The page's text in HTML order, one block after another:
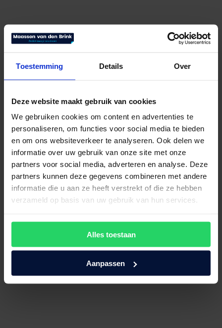
Toestemming Details Over
Deze website maakt gebruik van cookies
We gebruiken cookies om content en advertenties te
personaliseren, om functies voor social media te bieden
en om ons websiteverkeer te analyseren. Ook delen we
informatie over uw gebruik van onze site met onze
partners voor social media, adverteren en analyse. Deze
partners kunnen deze gegevens combineren met andere
informatie die u aan ze heeft verstrekt of die ze hebben
verzameld op basis van uw gebruik van hun services.
Alles toestaan
Aanpassen
Schramm bedbodem UM-421 Master
M4-SCA-SHIFT-SL
Bekijk product